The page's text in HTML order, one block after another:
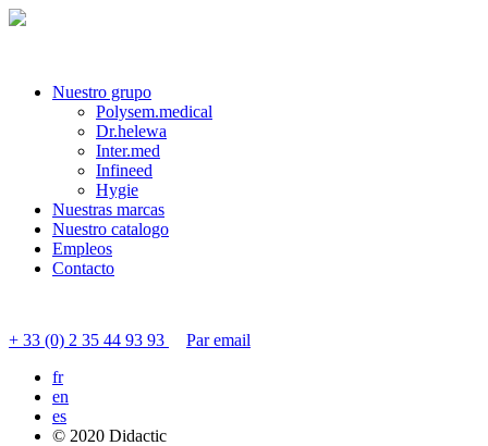
Nuestro grupo
Polysem.medical
Dr.helewa
Inter.med
Infineed
Hygie
Nuestras marcas
Nuestro catalogo
Empleos
Contacto
+ 33 (0) 2 35 44 93 93
Par email
fr
en
es
© 2020 Didactic